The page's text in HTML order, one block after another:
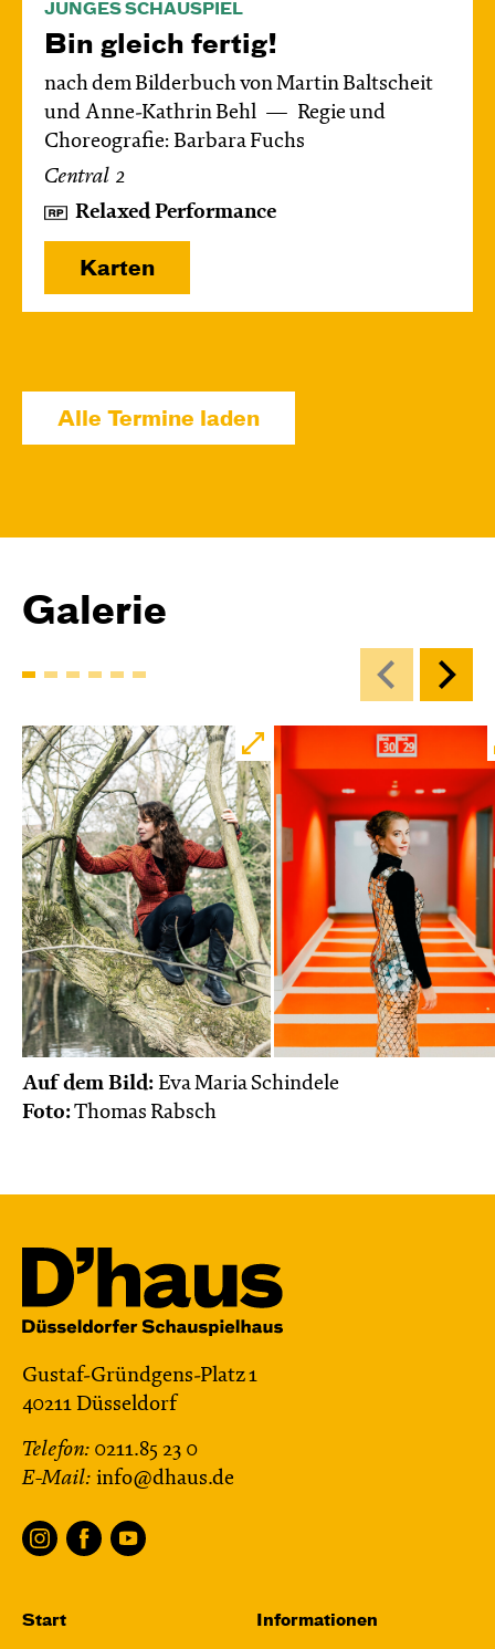
JUNGES SCHAUSPIEL
Bin gleich fertig!
nach dem Bilderbuch von Martin Baltscheit
und Anne-Kathrin Behl
Regie und
Choreografie: Barbara Fuchs
Central 2
Relaxed Performance
Karten
JUNGES SCHAUSPIEL
Bin gleich fertig!
Choreografie: Barbara Fuchs
Relaxed Performance
Karten
Di, 27.10. / 10:00 – 10:45
JUNGES SCHAUSPIEL
Bin gleich fertig!
nach dem Bilderbuch von Martin Baltscheit
und Anne-Kathrin Behl
Regie und
Choreografie: Barbara Fuchs
Central 2
Relaxed Performance
nach dem Bilderbuch von Martin Baltscheit
und Anne-Kathrin Behl
Choreografie: Barbara Fuchs
Central 2
Relaxed Performance
Karten
Alle Termine laden
Galerie
Auf dem Bild: Eva Maria Schindele
Foto:Thomas Rabsch
Gustaf-Gründgens-Platz 1
40211 Düsseldorf
Telefon: 0211.85 23 0
E-Mail: info@dhaus.de
Start Informationen